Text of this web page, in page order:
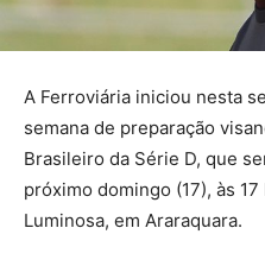
A Ferroviária iniciou nesta
semana de preparação
Brasileiro da Série D, que
próximo domingo (17), às
Luminosa, em Araraquara.